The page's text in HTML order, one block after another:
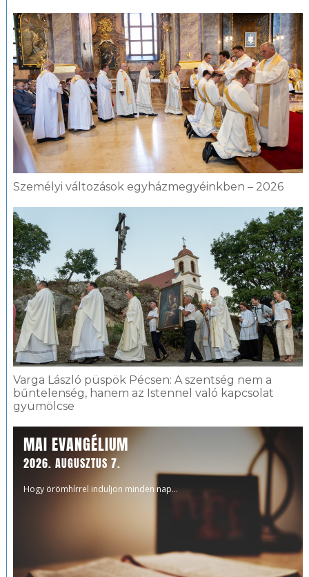
Személyi változások egyházmegyéinkben – 2026
Varga László püspök Pécsen: A szentség nem a
bűntelenség, hanem az Istennel való kapcsolat
gyümölcse
MAI EVANGÉLIUM
2026. AUGUSZTUS 7.
Hogy örömhírrel induljon minden nap...